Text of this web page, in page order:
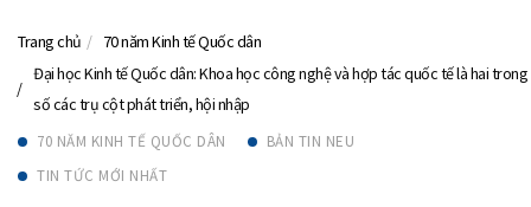
Trang chủ
70 năm Kinh tế Quốc dân
Đại học Kinh tế Quốc dân: Khoa học công nghệ và hợp tác quốc tế là hai trong
số các trụ cột phát triển, hội nhập
70 NĂM KINH TẾ QUỐC DÂN
BẢN TIN NEU
TIN TỨC MỚI NHẤT